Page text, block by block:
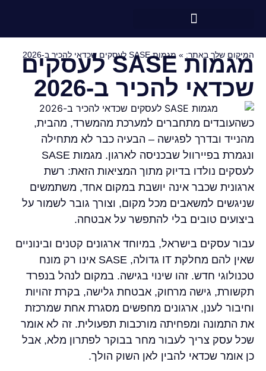
המיקום שלך באתר: » מגמות SASE לעסקים שכדאי להכיר ב-2026
מגמות SASE לעסקים
שכדאי להכיר ב-2026
כשהעובדים מתחברים למערכת מהמשרד, מהבית,
מהנייד ובדרך לפגישה – הבעיה כבר לא מתחילה
ונגמרת בפיירוול שבכניסה לארגון. מגמות SASE
לעסקים נולדו בדיוק מתוך המציאות הזאת: רשת
ארגונית שכבר אינה יושבת במקום אחד, משתמשים
שניגשים למשאבים מכל מקום, וצורך גובר לשמור על
ביצועים טובים בלי להתפשר על אבטחה.
עבור עסקים בישראל, במיוחד ארגונים קטנים ובינוניים
שאין להם מחלקת IT גדולה, SASE אינו רק מונח
טכנולוגי חדש. זהו שינוי בגישה. במקום לנהל בנפרד
תקשורת, גישה מרחוק, אבטחת גלישה, בקרת זהויות
וחיבור לענן, ארגונים מחפשים מסגרת אחת שמרכזת
את התמונה ומפחיתה מורכבות תפעולית. זה לא אומר
שכל עסק צריך לעבור מחר בבוקר לפתרון מלא, אבל
כן אומר שכדאי להבין לאן השוק הולך.